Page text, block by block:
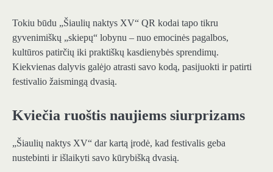
Tokiu būdu „Šiaulių naktys XV“ QR kodai tapo tikru
gyvenimiškų „skiepų“ lobynu – nuo emocinės pagalbos,
kultūros patirčių iki praktiškų kasdienybės sprendimų.
Kiekvienas dalyvis galėjo atrasti savo kodą, pasijuokti ir patirti
festivalio žaismingą dvasią.
Kviečia ruoštis naujiems siurprizams
„Šiaulių naktys XV“ dar kartą įrodė, kad festivalis geba
nustebinti ir išlaikyti savo kūrybišką dvasią.